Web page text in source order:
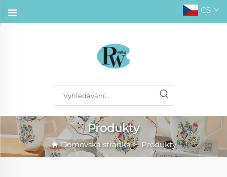
CS
Produkty
Domovská stránka> Produkty